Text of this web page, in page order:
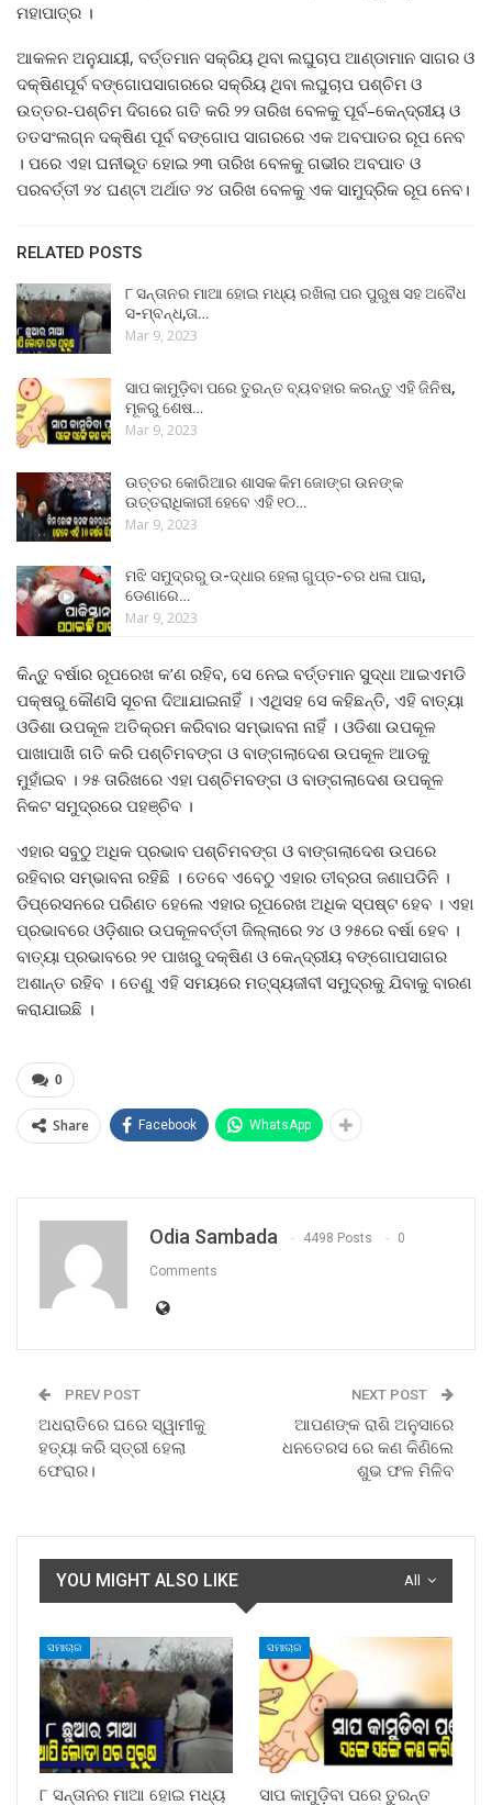
ମହାପାତ୍ର ।
ଆକଳନ ଅନୁଯାୟୀ, ବର୍ତ୍ତମାନ ସକ୍ରିୟ ଥିବା ଲଘୁଚାପ ଆଣ୍ଡାମାନ ସାଗର ଓ
ଦକ୍ଷିଣପୂର୍ବ ବଙ୍ଗୋପସାଗରରେ ସକ୍ରିୟ ଥିବା ଲଘୁଚାପ ପଶ୍ଚିମ ଓ
ଉତ୍ତର-ପଶ୍ଚିମ ଦିଗରେ ଗତି କରି ୨୨ ତାରିଖ ବେଳକୁ ପୂର୍ବ–କେନ୍ଦ୍ରୀୟ ଓ
ତତସଂଲଗ୍ନ ଦକ୍ଷିଣ ପୂର୍ବ ବଙ୍ଗୋପ ସାଗରରେ ଏକ ଅବପାତର ରୂପ ନେବ
। ପରେ ଏହା ଘନୀଭୂତ ହୋଇ ୨୩ ତାରିଖ ବେଳକୁ ଗଭୀର ଅବପାତ ଓ
ପରବର୍ତ୍ତୀ ୨୪ ଘଣ୍ଟା ଅର୍ଥାତ ୨୪ ତାରିଖ ବେଳକୁ ଏକ ସାମୁଦ୍ରିକ ରୂପ ନେବ।
RELATED POSTS
୮ ସନ୍ତାନର ମାଆ ହୋଇ ମଧ୍ୟ ରଖିଲା ପର ପୁରୁଷ ସହ ଅବୈଧ
ସ-ମ୍ବନ୍ଧ,ତା…
Mar 9, 2023
ସାପ କାମୁଡ଼ିବା ପରେ ତୁରନ୍ତ ବ୍ୟବହାର କରନ୍ତୁ ଏହି ଜିନିଷ,
ମୂଳରୁ ଶେଷ…
Mar 9, 2023
ଉତ୍ତର କୋରିଆର ଶାସକ କିମ ଜୋଙ୍ଗ ଉନଙ୍କ
ଉତ୍ତରାଧିକାରୀ ହେବେ ଏହି ୧୦…
Mar 9, 2023
ମଝି ସମୁଦ୍ରରୁ ଉ-ଦ୍ଧାର ହେଲା ଗୁପ୍ତ-ଚର ଧଳା ପାରା,
ଡେଣାରେ…
Mar 9, 2023
କିନ୍ତୁ ବର୍ଷାର ରୂପରେଖ କ’ଣ ରହିବ, ସେ ନେଇ ବର୍ତ୍ତମାନ ସୁଦ୍ଧା ଆଇଏମଡି
ପକ୍ଷରୁ କୌଣସି ସୂଚନା ଦିଆଯାଇନାହିଁ । ଏଥିସହ ସେ କହିଛନ୍ତି, ଏହି ବାତ୍ୟା
ଓଡିଶା ଉପକୂଳ ଅତିକ୍ରମ କରିବାର ସମ୍ଭାବନା ନାହିଁ । ଓଡିଶା ଉପକୂଳ
ପାଖାପାଖି ଗତି କରି ପଶ୍ଚିମବଙ୍ଗ ଓ ବାଙ୍ଗଲାଦେଶ ଉପକୂଳ ଆଡକୁ
ମୁହାଁଇବ । ୨୫ ତାରିଖରେ ଏହା ପଶ୍ଚିମବଙ୍ଗ ଓ ବାଙ୍ଗଲାଦେଶ ଉପକୂଳ
ନିକଟ ସମୁଦ୍ରରେ ପହଞ୍ଚିବ ।
ଏହାର ସବୁଠୁ ଅଧିକ ପ୍ରଭାବ ପଶ୍ଚିମବଙ୍ଗ ଓ ବାଙ୍ଗଲାଦେଶ ଉପରେ
ରହିବାର ସମ୍ଭାବନା ରହିଛି । ତେବେ ଏବେଠୁ ଏହାର ତୀବ୍ରତା ଜଣାପଡିନି ।
ଡିପ୍ରେସନରେ ପରିଣତ ହେଲେ ଏହାର ରୂପରେଖ ଅଧିକ ସ୍ପଷ୍ଟ ହେବ । ଏହା
ପ୍ରଭାବରେ ଓଡ଼ିଶାର ଉପକୂଳବର୍ତ୍ତୀ ଜିଲ୍ଲାରେ ୨୪ ଓ ୨୫ରେ ବର୍ଷା ହେବ ।
ବାତ୍ୟା ପ୍ରଭାବରେ ୨୧ ପାଖରୁ ଦକ୍ଷିଣ ଓ କେନ୍ଦ୍ରୀୟ ବଙ୍ଗୋପସାଗର
ଅଶାନ୍ତ ରହିବ । ତେଣୁ ଏହି ସମୟରେ ମତ୍ସ୍ୟଜୀବୀ ସମୁଦ୍ରକୁ ଯିବାକୁ ବାରଣ
କରାଯାଇଛି ।
0
Share Facebook WhatsApp
Odia Sambada 4498 Posts 0
Comments
PREV POST
ଅଧରାତିରେ ଘରେ ସ୍ୱାମୀକୁ
ହତ୍ୟା କରି ସ୍ତ୍ରୀ ହେଲା
ଫେରାର।
NEXT POST
ଆପଣଙ୍କ ରାଶି ଅନୁସାରେ
ଧନତେରସ ରେ କଣ କିଣିଲେ
ଶୁଭ ଫଳ ମିଳିବ
All
YOU MIGHT ALSO LIKE
ସମାଚାର
୮ ସନ୍ତାନର ମାଆ ହୋଇ ମଧ୍ୟ
ସମାଚାର
ସାପ କାମୁଡ଼ିବା ପରେ ତୁରନ୍ତ